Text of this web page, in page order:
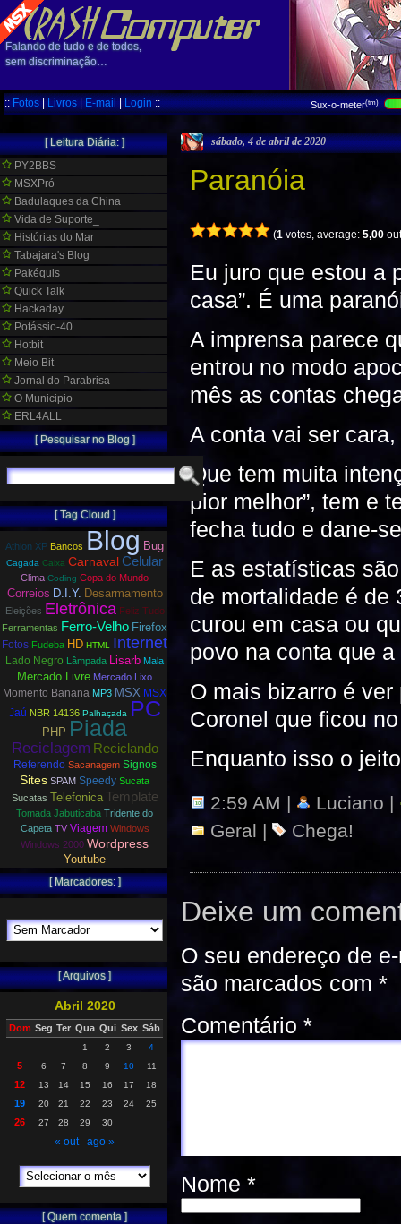
Falando de tudo e de todos,
sem discriminação…
::Fotos|Livros|E-mail|Login:: Sux-o-meter(tm)
sábado, 4 de abril de 2020
Paranóia
(1 votes, average:5,00
Eu juro que estou a
casa”. É uma
A imprensa parece
entrou no modo
mês as contas
A conta vai ser
Que tem muita
pior melhor”, tem e
fecha tudo e dane-
E as estatísticas
de mortalidade é
curou em casa ou
povo na conta que
O mais bizarro é
Coronel que ficou
Enquanto isso o
2:59 AM |
Luciano |
Geral | Chega!
Deixe um
O seu endereço de
são marcados com*
Comentário*
Nome*
[ Leitura Diária: ]
PY2BBS
MSXPró
Badulaques da China
Vida de Suporte_
Histórias do Mar
Tabajara's Blog
Pakéquis
Quick Talk
Hackaday
Potássio-40
Hotbit
Meio Bit
Jornal do Parabrisa
O Municipio
ERL4ALL
[ Pesquisar no Blog ]
[ Tag Cloud ]
Athlon XP Bancos Blog Bug
Cagada Caixa CarnavalCelular
Clima Coding Copa do Mundo
Correios D.I.Y. Desarmamento
Eleições Eletrônica Feliz Tudo
Ferramentas Ferro-Velho Firefox
Fotos Fudeba HD HTML Internet
Lado Negro Lâmpada Lisarb Mala
Mercado Livre Mercado Lixo
Momento Banana MP3 MSX MSX
Jaú NBR 14136 Palhaçada PC
PHP Piada
Reciclagem Reciclando
Referendo Sacanagem Signos
Sites SPAM Speedy Sucata
Sucatas Telefonica Template
Tomada Jabuticaba Tridente do
Capeta TV Viagem Windows
Windows 2000 Wordpress
Youtube
[ Marcadores: ]
[ Arquivos ]
Abril 2020
Dom Seg Ter Qua Qui Sex Sáb
1 2 3 4
5 6 7 8 9 10 11
12 13 14 15 16 17 18
19 20 21 22 23 24 25
26 27 28 29 30
« out ago »
[ Quem comenta ]